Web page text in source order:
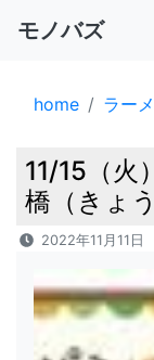
モノバズ
home ラー
11/15（火
橋（きょ
2022年11月11日